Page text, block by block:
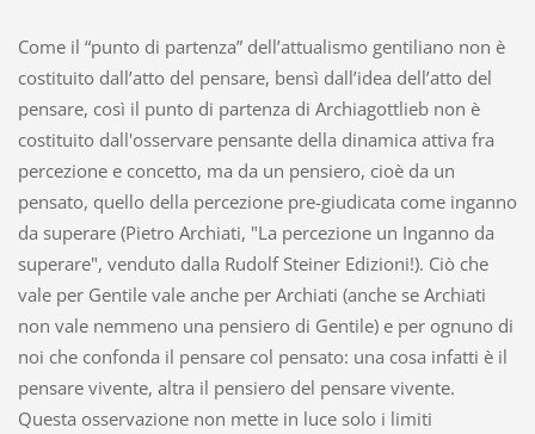
Come il “punto di partenza” dell’attualismo gentiliano non è
costituito dall’atto del pensare, bensì dall’idea dell’atto del
pensare, così il punto di partenza di Archiagottlieb non è
costituito dall'osservare pensante della dinamica attiva fra
percezione e concetto, ma da un pensiero, cioè da un
pensato, quello della percezione pre-giudicata come inganno
da superare (Pietro Archiati, "La percezione un Inganno da
superare", venduto dalla Rudolf Steiner Edizioni!). Ciò che
vale per Gentile vale anche per Archiati (anche se Archiati
non vale nemmeno una pensiero di Gentile) e per ognuno di
noi che confonda il pensare col pensato: una cosa infatti è il
pensare vivente, altra il pensiero del pensare vivente.
Questa osservazione non mette in luce solo i limiti